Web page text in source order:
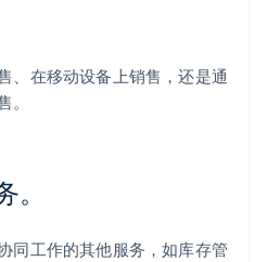
、在移动设备上销售，还是通
同工作的其他服务，如库存管